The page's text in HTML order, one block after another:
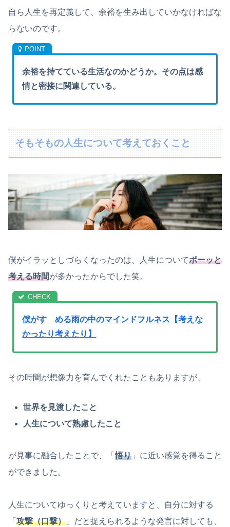
自ら人生を再定義して、余裕を生み出していかなければな
らないのです。
余裕を持てている生活なのかどうか。その点は感
情と密接に関連している。
そもそもの人生について考えておくこと
僕がイラッとしづらくなったのは、人生についてボーッと
考える時間が多かったからでした笑。
僕がすゝめる雨の中のマインドフルネス【考えな
かったり考えたり】
その時間が想像力を育んでくれたこともありますが、
世界を見渡したこと
人生について熟慮したこと
が見事に融合したことで、「悟り 」に近い感覚を得ること
ができました。
人生についてゆっくりと考えていますと、自分に対する
「 攻撃（口撃） 」だと捉えられるような発言に対しても、